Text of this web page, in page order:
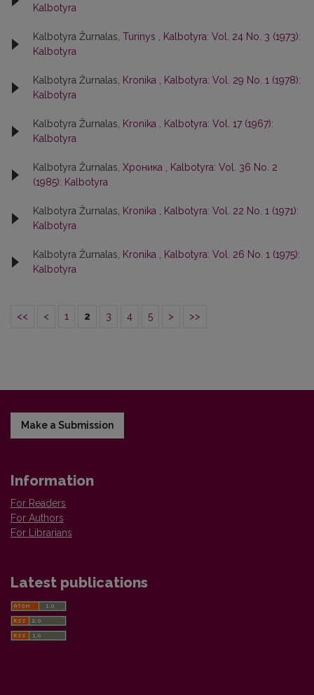
Kalbotyra
Kalbotyra Žurnalas, Turinys
Kalbotyra: Vol. 24 No. 3 (1973):
Kalbotyra
Kalbotyra Žurnalas, Kronika
Kalbotyra: Vol. 29 No. 1 (1978):
Kalbotyra
Kalbotyra Žurnalas, Kronika
Kalbotyra: Vol. 17 (1967):
Kalbotyra
Kalbotyra Žurnalas, Хроника
Kalbotyra: Vol. 36 No. 2
(1985): Kalbotyra
Kalbotyra Žurnalas, Kronika
Kalbotyra: Vol. 22 No. 1 (1971):
Kalbotyra
Kalbotyra Žurnalas, Kronika
Kalbotyra: Vol. 26 No. 1 (1975):
Kalbotyra
<< < 1 2 3 4 5 > >>
Make a Submission
Information
For Readers
For Authors
For Librarians
Latest publications